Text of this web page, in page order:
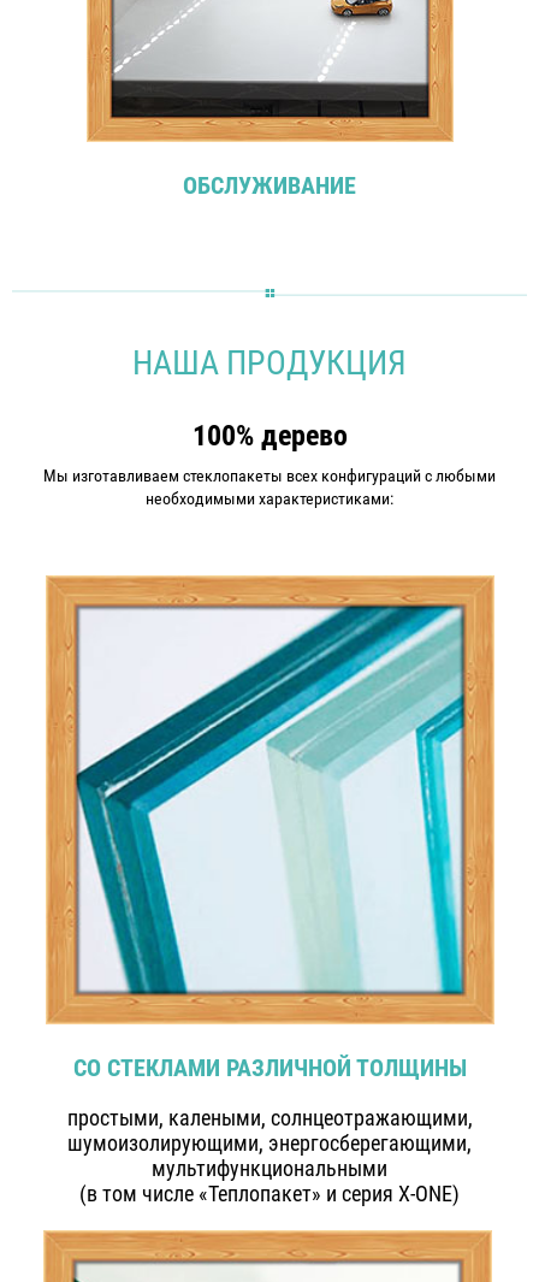
ОБСЛУЖИВАНИЕ
НАША ПРОДУКЦИЯ
100% дерево
Мы изготавливаем стеклопакеты всех конфигураций с любыми
необходимыми характеристиками:
СО СТЕКЛАМИ РАЗЛИЧНОЙ ТОЛЩИНЫ
простыми, калеными, солнцеотражающими,
шумоизолирующими, энергосберегающими,
мультифункциональными
(в том числе «Теплопакет» и серия X-ONE)